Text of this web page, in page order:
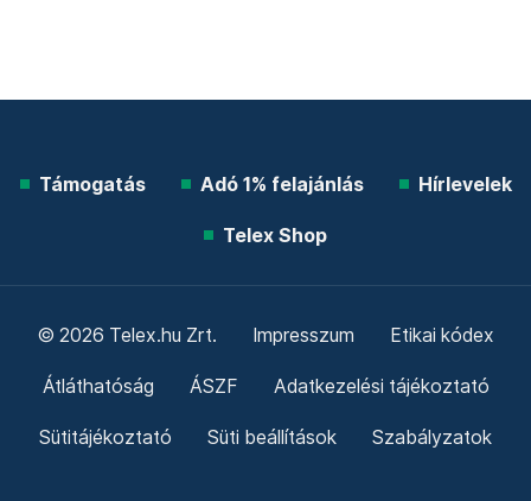
Támogatás Adó 1% felajánlás Hírlevelek
Telex Shop
© 2026 Telex.hu Zrt. Impresszum Etikai kódex
Átláthatóság ÁSZF Adatkezelési tájékoztató
Sütitájékoztató Süti beállítások Szabályzatok